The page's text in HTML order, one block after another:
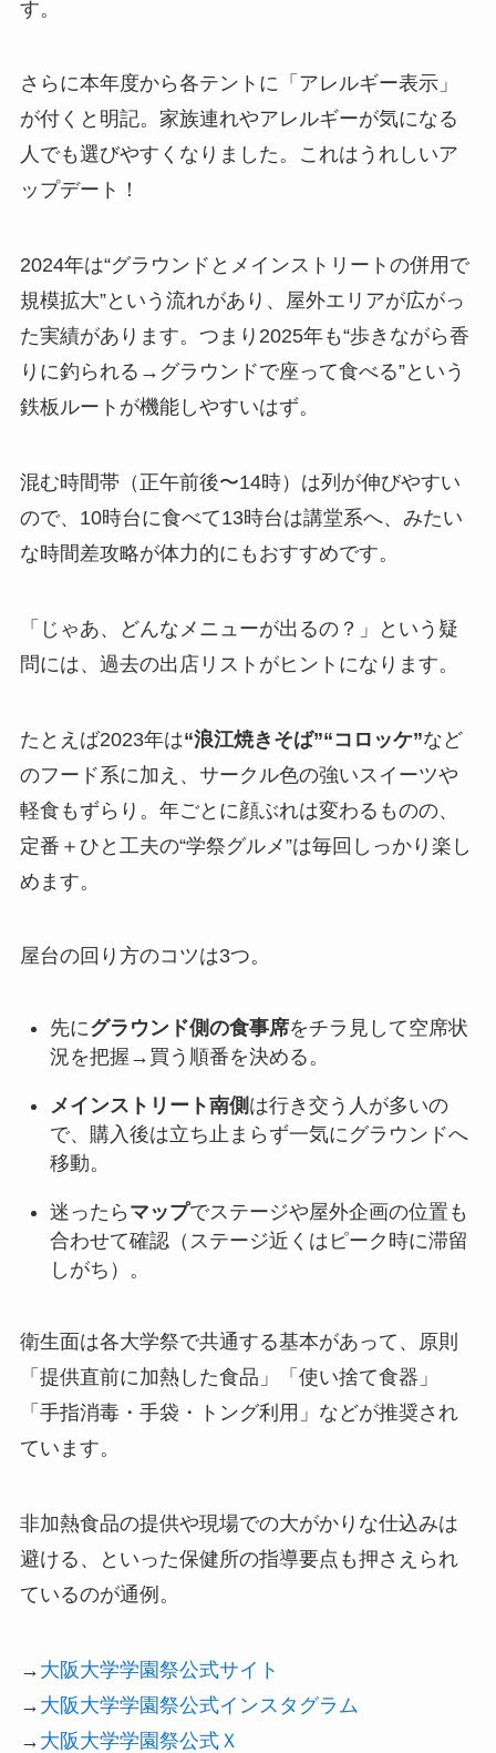
す。
さらに本年度から各テントに「アレルギー表示」
が付くと明記。家族連れやアレルギーが気になる
人でも選びやすくなりました。これはうれしいア
ップデート！
2024年は“グラウンドとメインストリートの併用で
規模拡大”という流れがあり、屋外エリアが広がっ
た実績があります。つまり2025年も“歩きながら香
りに釣られる→グラウンドで座って食べる”という
鉄板ルートが機能しやすいはず。
混む時間帯（正午前後〜14時）は列が伸びやすい
ので、10時台に食べて13時台は講堂系へ、みたい
な時間差攻略が体力的にもおすすめです。
「じゃあ、どんなメニューが出るの？」という疑
問には、過去の出店リストがヒントになります。
たとえば2023年は“浪江焼きそば”“コロッケ”など
のフード系に加え、サークル色の強いスイーツや
軽食もずらり。年ごとに顔ぶれは変わるものの、
定番＋ひと工夫の“学祭グルメ”は毎回しっかり楽し
めます。
屋台の回り方のコツは3つ。
先にグラウンド側の食事席をチラ見して空席状
況を把握→買う順番を決める。
メインストリート南側 は行き交う人が多いの
で、購入後は立ち止まらず一気にグラウンドへ
移動。
迷ったら マップでステージや屋外企画の位置も
合わせて確認（ステージ近くはピーク時に滞留
しがち）。
衛生面は各大学祭で共通する基本があって、原則
「提供直前に加熱した食品」「使い捨て食器」
「手指消毒・手袋・トング利用」などが推奨され
ています。
非加熱食品の提供や現場での大がかりな仕込みは
避ける、といった保健所の指導要点も押さえられ
ているのが通例。
→ 大阪大学学園祭公式サイト
→ 大阪大学学園祭公式インスタグラム
→ 大阪大学学園祭公式Ｘ